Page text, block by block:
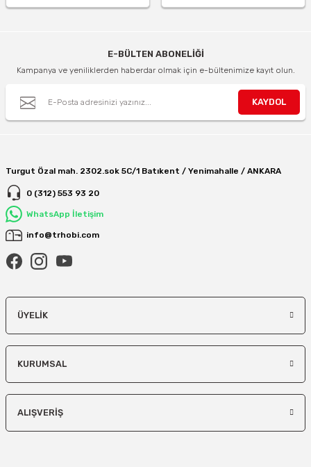
E-BÜLTEN ABONELİĞİ
Kampanya ve yeniliklerden haberdar olmak için e-bültenimize kayıt olun.
KAYDOL
Turgut Özal mah. 2302.sok 5C/1 Batıkent / Yenimahalle / ANKARA
0 (312) 553 93 20
WhatsApp İletişim
info@trhobi.com
ÜYELIK
KURUMSAL
ALIŞVERIŞ